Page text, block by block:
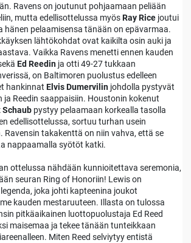
Ravens on joutunut pohjaamaan peliään
mutta edellisottelussa myösRay Rice joutui
hänen pelaamisensa tänään on epävarmaa.
lähtökohdat ovat kaikilta osin auki ja
Vaikka Ravens menetti ennen kauden
Ed Reedin ja otti 49-27 tukkaan
on Baltimoren puolustus edelleen
hankinnat Elvis Dumervilin johdolla pystyvät
ja Reedin saappaisiin. Houstonin kokenut
Schaub pystyy pelaamaan korkealla tasolla
edellisottelussa, sortuu turhan usein
Ravensin takakenttä on niin vahva, että se
nappaamalla syötöt katki.
ottelussa nähdään kunnioitettava seremonia,
seuran Ring of Honoriin! Lewis on
joka johti kapteenina joukot
kauden mestaruuteen. Illasta on tulossa
pitkäaikainen luottopuolustaja Ed Reed
maisemaa ja tekee tänään tunteikkaan
Miten Reed selviytyy entistä